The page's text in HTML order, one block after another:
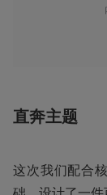
直奔主题
这次我们配合